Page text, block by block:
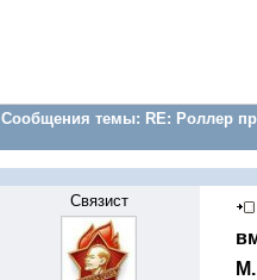
Сообщения темы: RE: Роллер
Связист